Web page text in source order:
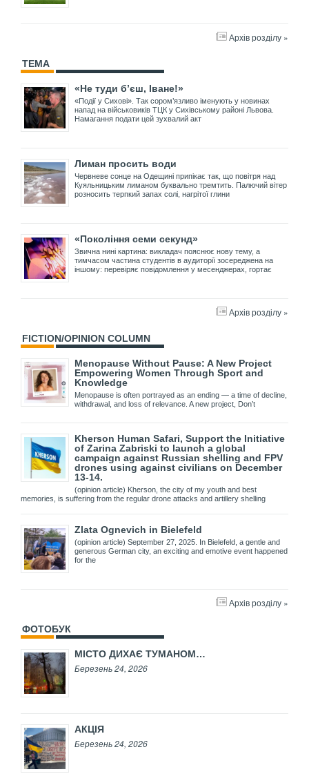
Архів розділу »
ТЕМА
«Не туди б’єш, Іване!»
«Події у Сихові». Так сором’язливо іменують у новинах
напад на військовиків ТЦК у Сихівському районі Львова.
Намагання подати цей зухвалий акт
Лиман просить води
Червневе сонце на Одещині припікає так, що повітря над
Куяльницьким лиманом буквально тремтить. Палючий вітер
розносить терпкий запах солі, нагрітої глини
«Покоління семи секунд»
Звична нині картина: викладач пояснює нову тему, а
тимчасом частина студентів в аудиторії зосереджена на
іншому: перевіряє повідомлення у месенджерах, гортає
Архів розділу »
FICTION/OPINION COLUMN
Menopause Without Pause: A New Project
Empowering Women Through Sport and
Knowledge
Menopause is often portrayed as an ending — a time of decline,
withdrawal, and loss of relevance. A new project, Don’t
Kherson Human Safari, Support the Initiative
of Zarina Zabriski to launch a global
campaign against Russian shelling and FPV
drones using against civilians on December
13-14.
(opinion article) Kherson, the city of my youth and best
memories, is suffering from the regular drone attacks and artillery shelling
Zlata Ognevich in Bielefeld
(opinion article) September 27, 2025. In Bielefeld, a gentle and
generous German city, an exciting and emotive event happened
for the
Архів розділу »
ФОТОБУК
МІСТО ДИХАЄ ТУМАНОМ…
Березень 24, 2026
АКЦІЯ
Березень 24, 2026